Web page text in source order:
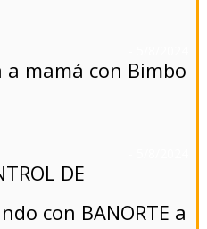
a mamá con Bimbo
DE
con BANORTE a